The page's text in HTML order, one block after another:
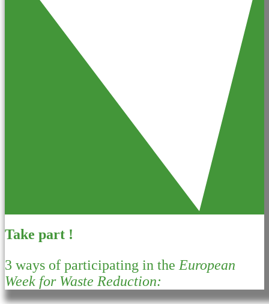
Take part !
3 ways of participating in the European
Week for Waste Reduction: